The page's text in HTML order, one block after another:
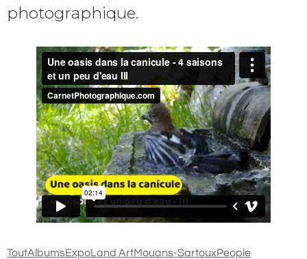
photographique.
ToutAlbumsExpoLand ArtMouans-SartouxPeople